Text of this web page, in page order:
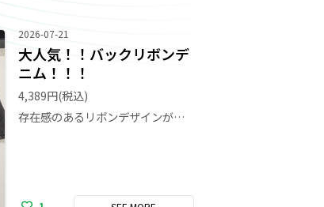
2026-07-21
大人気！！バックリボンデ
ニム！！！
4,389円(税込)
存在感のあるリボンデザインが目を惹くショートパンツ！大人気商品ですので在庫残り僅かです！！ 他にもバッグリボンデザインのボトムスたくさんあります♪